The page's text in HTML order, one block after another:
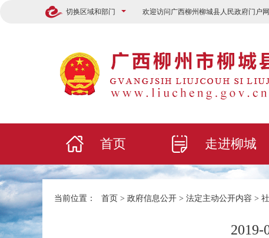
切换区域和部门 欢迎访问广西柳州柳城县人民政府门户
首页 走进柳城
当前位置： 首页 > 政府信息公开 > 法定主动公开内容 >